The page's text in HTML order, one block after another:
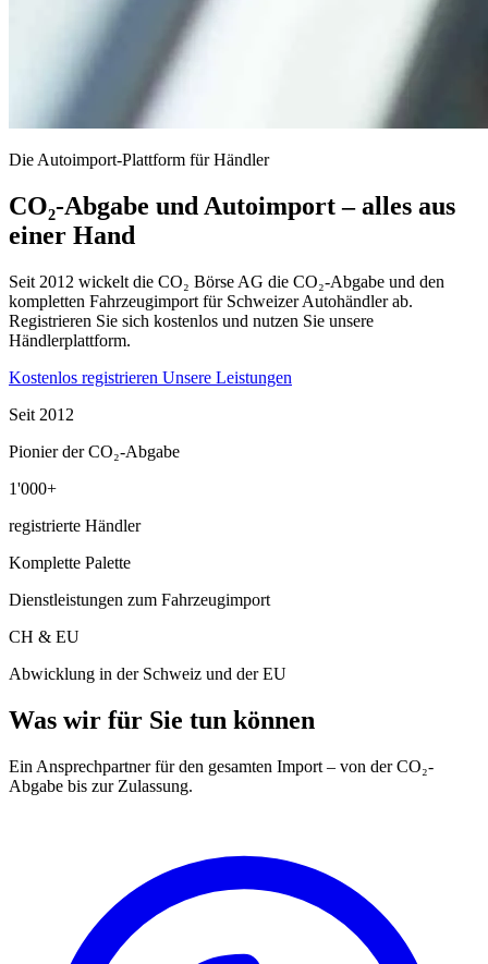
Die Autoimport-Plattform für Händler
CO₂-Abgabe und Autoimport – alles aus
einer Hand
Seit 2012 wickelt die CO₂ Börse AG die CO₂-Abgabe und den
kompletten Fahrzeugimport für Schweizer Autohändler ab.
Registrieren Sie sich kostenlos und nutzen Sie unsere
Händlerplattform.
Kostenlos registrieren Unsere Leistungen
Seit 2012
Pionier der CO₂-Abgabe
1'000+
registrierte Händler
Komplette Palette
Dienstleistungen zum Fahrzeugimport
CH & EU
Abwicklung in der Schweiz und der EU
Was wir für Sie tun können
Ein Ansprechpartner für den gesamten Import – von der CO₂-
Abgabe bis zur Zulassung.